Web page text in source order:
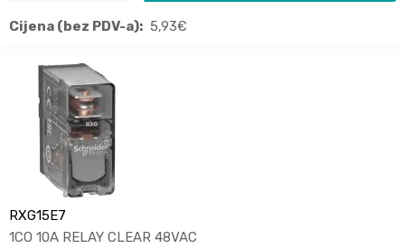
Cijena (bez PDV-a): 5,93€
RXG15E7
1CO 10A RELAY CLEAR 48VAC